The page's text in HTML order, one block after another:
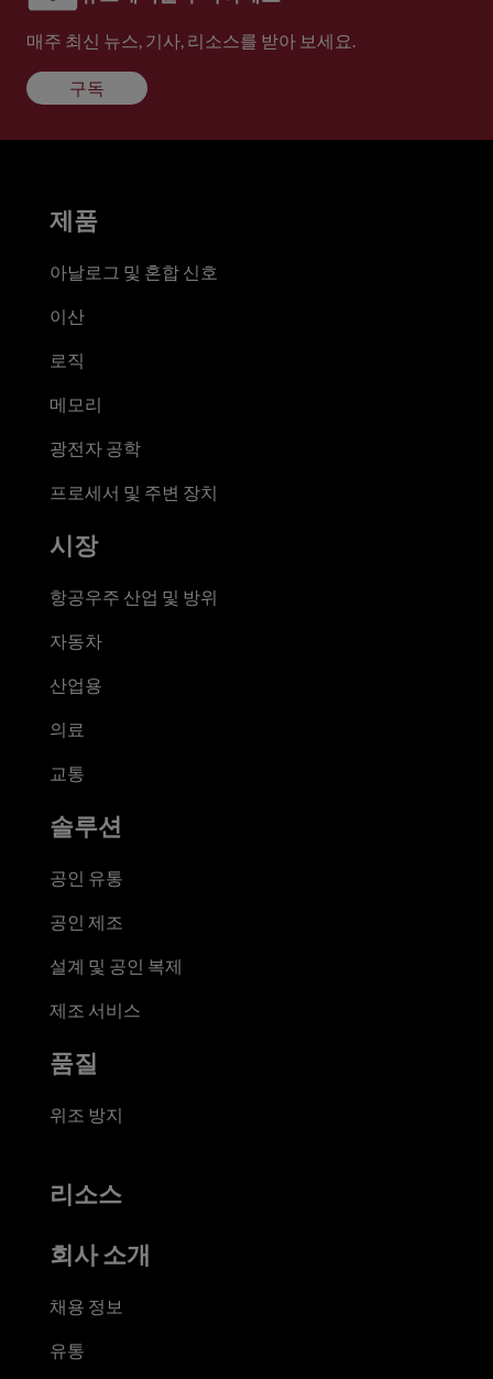
매주 최신 뉴스, 기사, 리소스를 받아 보세요.
구독
제품
아날로그 및 혼합 신호
이산
로직
메모리
광전자 공학
프로세서 및 주변 장치
시장
항공우주 산업 및 방위
자동차
산업용
의료
교통
솔루션
공인 유통
공인 제조
설계 및 공인 복제
제조 서비스
품질
위조 방지
리소스
회사 소개
채용 정보
유통